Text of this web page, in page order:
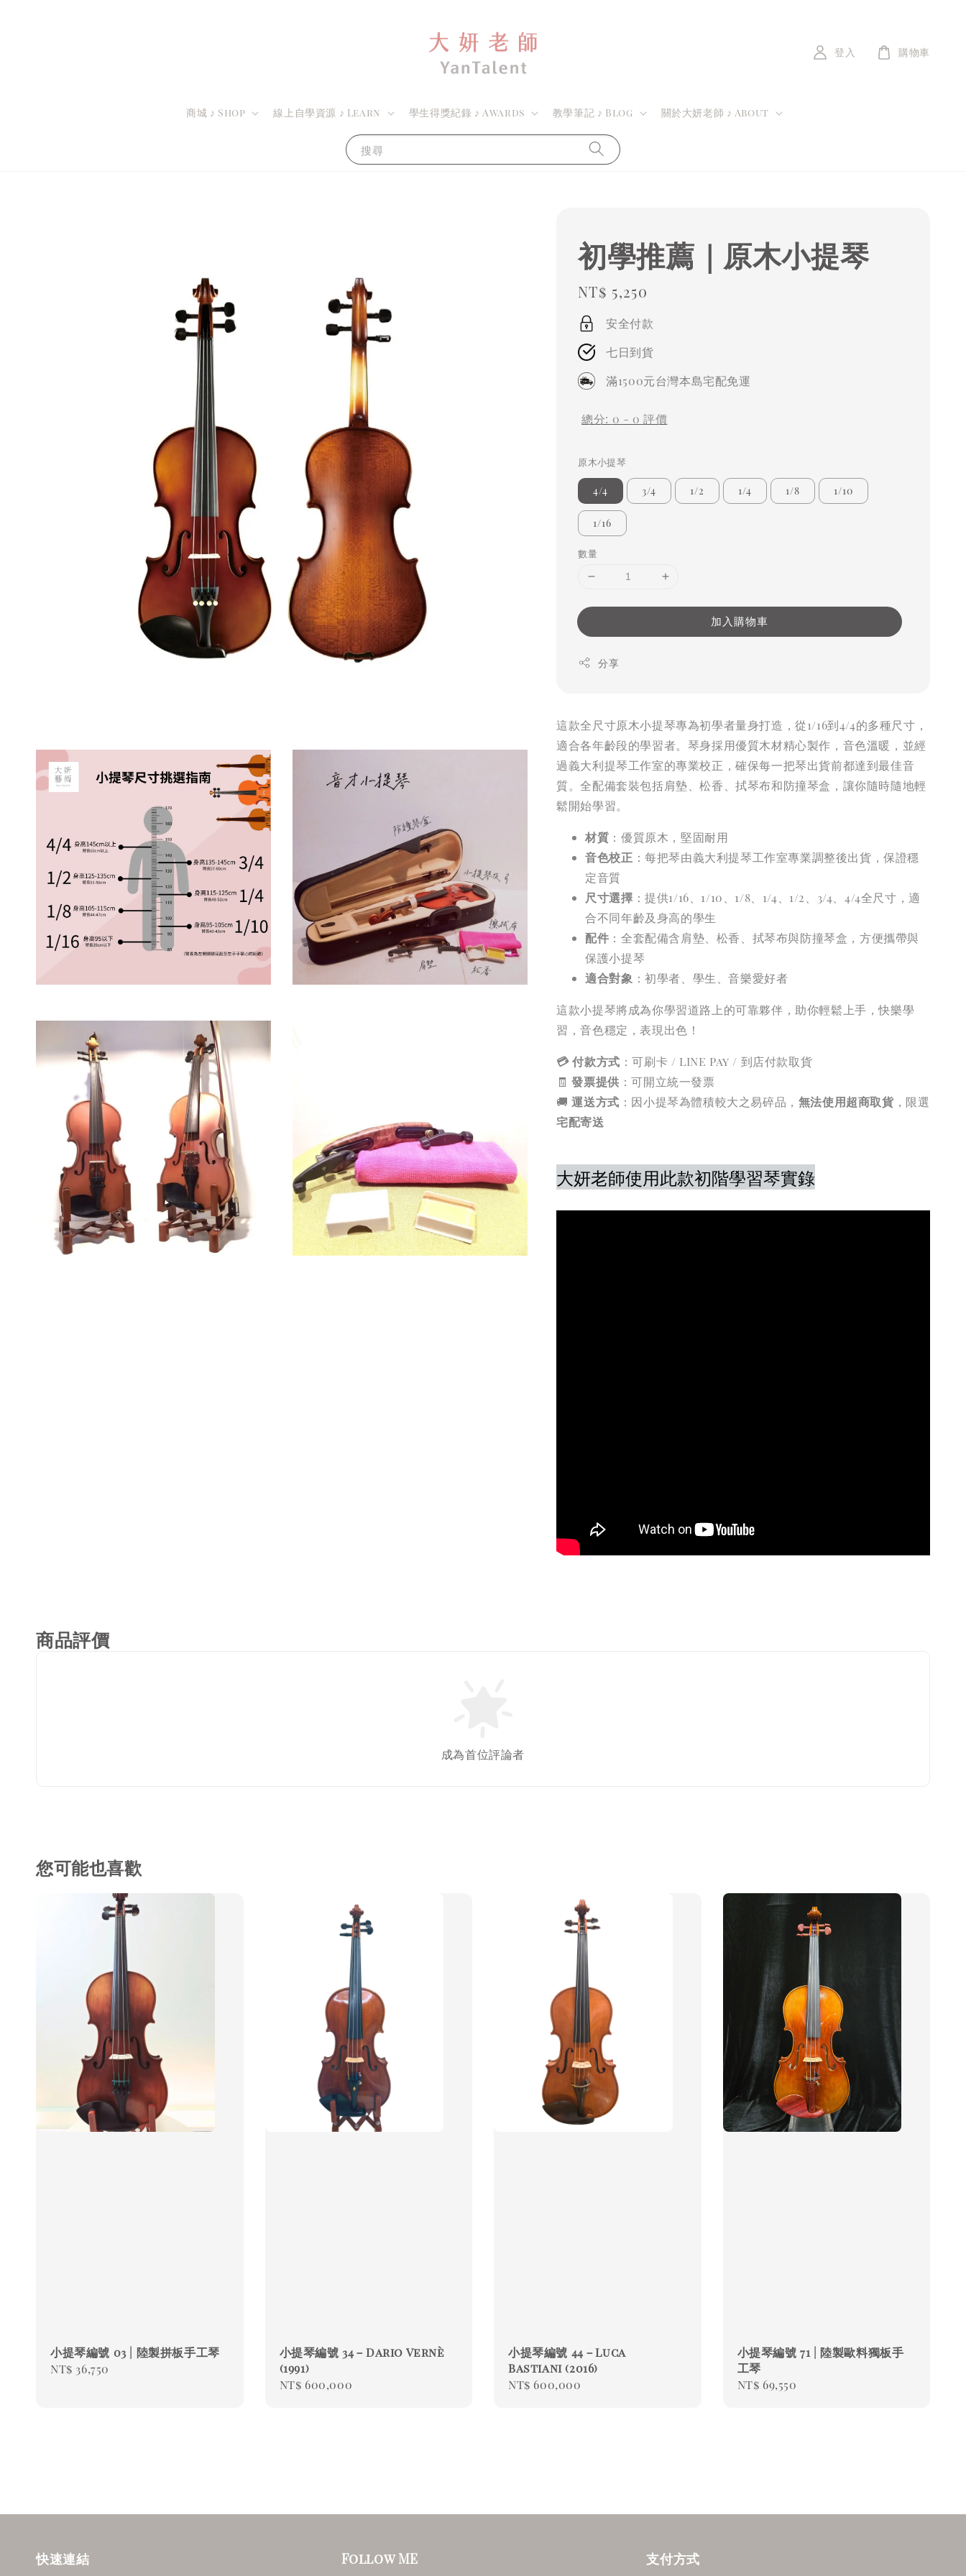
搜尋
商城 ♪ Shop 線上自學資源 ♪ Learn 學生得獎紀錄 ♪ Awards 教學筆記 ♪ Blog 關於大妍老師 ♪ About
登入 購物車
初學推薦｜原木小提琴
Regular
price
NT$ 5,250
安全付款
七日到貨
滿1500元台灣本島宅配免運
總分: 0 - 0 評價
原木小提琴
4/4 3/4 1/2 1/4 1/8 1/10
1/16
數量
加入購物車
分享
這款全尺寸原木小提琴專為初學者量身打造，從1/16到4/4的多種尺寸，
適合各年齡段的學習者。琴身採用優質木材精心製作，音色溫暖，並經
過義大利提琴工作室的專業校正，確保每一把琴出貨前都達到最佳音
質。全配備套裝包括肩墊、松香、拭琴布和防撞琴盒，讓你隨時隨地輕
鬆開始學習。
材質 ：優質原木，堅固耐用
音色校正 ：每把琴由義大利提琴工作室專業調整後出貨，保證穩
定音質
尺寸選擇 ：提供1/16、1/10、1/8、1/4、1/2、3/4、4/4全尺寸，適
合不同年齡及身高的學生
配件 ：全套配備含肩墊、松香、拭琴布與防撞琴盒，方便攜帶與
保護小提琴
適合對象 ：初學者、學生、音樂愛好者
這款小提琴將成為你學習道路上的可靠夥伴，助你輕鬆上手，快樂學
習，音色穩定，表現出色！
💳 付款方式 ：可刷卡 / LINE Pay / 到店付款取貨
🧾發票提供 ：可開立統一發票
🚚運送方式 ：因小提琴為體積較大之易碎品， 無法使用超商取貨 ，限選
宅配寄送
大妍老師使用此款初階學習琴實錄
商品評價
成為首位評論者
您可能也喜歡
小提琴編號 03 | 陸製拼板手工琴
Regular
NT$ 36,750
小提琴編號 34－Dario Vernè
(1991)
Regular
NT$ 600,000
小提琴編號 44－Luca
Bastiani (2016)
Regular
NT$ 600,000
小提琴編號 71 | 陸製歐料獨板手
工琴
Regular
NT$ 69,550
快速連結 Follow ME 支付方式